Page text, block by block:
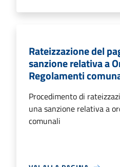
Rateizzazione del
sanzione relativa a
Regolamenti
Procedimento di
una sanzione relativa a
comunali